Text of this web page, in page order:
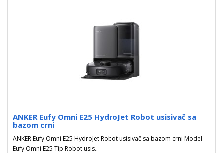
ANKER Eufy Omni E25 HydroJet Robot usisivač sa
bazom crni
ANKER Eufy Omni E25 HydroJet Robot usisivač sa bazom crni Model
Eufy Omni E25 Tip Robot usis..